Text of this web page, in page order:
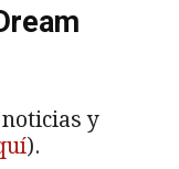
y
).